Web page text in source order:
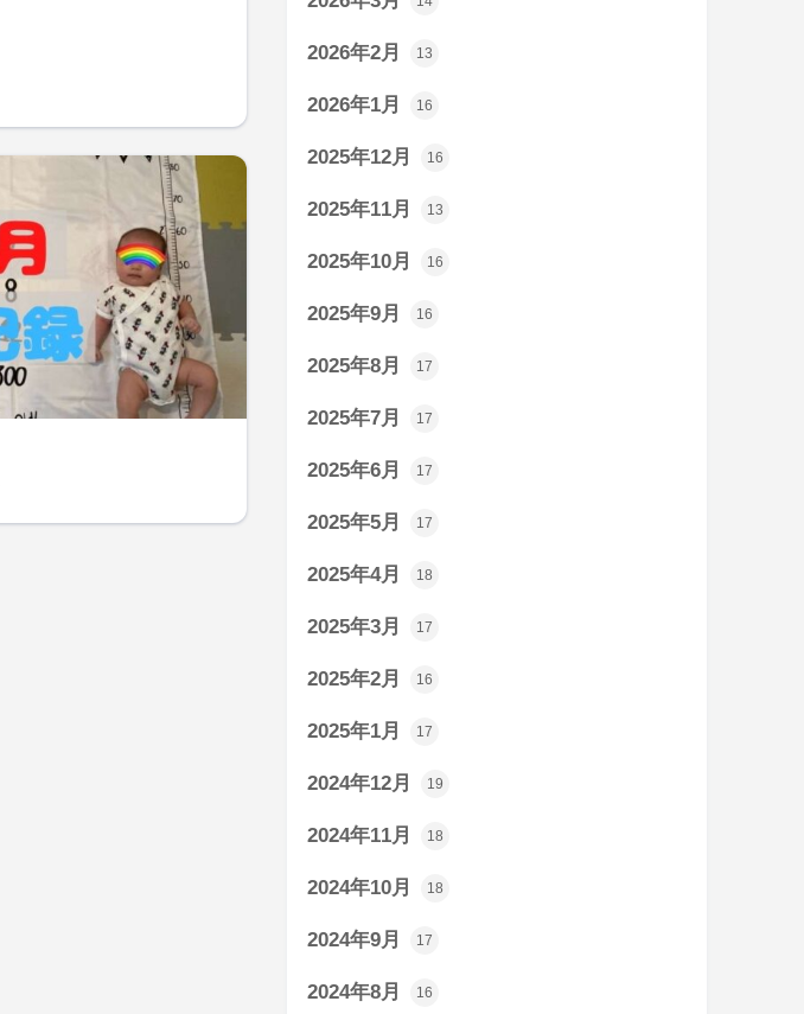
2026年2月 13
2026年1月 16
2025年12月 16
2025年11月 13
2025年10月 16
2025年9月 16
2025年8月 17
2025年7月 17
2025年6月 17
2025年5月 17
2025年4月 18
2025年3月 17
2025年2月 16
2025年1月 17
2024年12月 19
2024年11月 18
2024年10月 18
2024年9月 17
2024年8月 16